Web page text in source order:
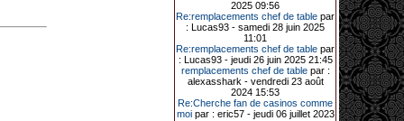
casino ce lundi 30 mars en soirée.
11-01-2026|
Dimanche 11 janvier, en soirée, une
cliente retraitée de 78 ans, habitant
Trémuson, a eu l’énorme surprise
de décrocher un méga jackpot.
2025 09:56
Re:remplacements chef de table par
: Lucas93 - samedi 28 juin 2025
11:01
Re:remplacements chef de table par
: Lucas93 - jeudi 26 juin 2025 21:45
remplacements chef de tablepar :
alexasshark - vendredi 23 août
2024 15:53
Re:Cherche fan de casinos comme
moipar : eric57 - jeudi 06 juillet 2023